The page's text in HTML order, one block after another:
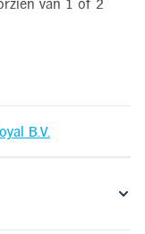
van 1 of 2
met uitzondering
de retourvoorwaarden.
dan is dit voor eigen
B.V.